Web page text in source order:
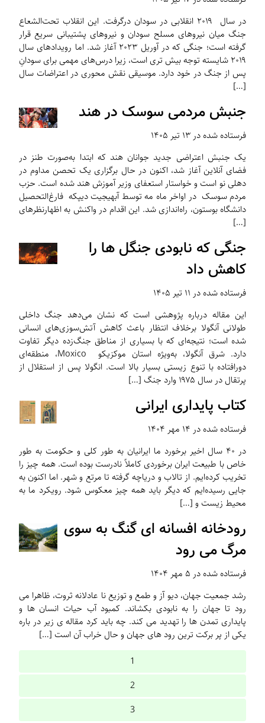
در سال ۲۰۱۹ انقلابی در سودان درگرفت. این انقلاب تحت‌الشعاع
جنگ میان نیروهای مسلح سودان و نیروهای پشتیبانی سریع قرار
گرفته است؛ جنگی که در آوریل ۲۰۲۳ آغاز شد. اما رویدادهای سال
۲۰۱۹ شایسته توجه بیش تری است، زیرا درس‌های مهمی برای سودانِ
پس از جنگ در خود دارد. موسیقی نقش محوری در اعتراضات سال
[…]
جنبش مردمی سوسک در هند
فرستاده شده در ۱۳ تیر ۱۴۰۵
یک جنبش اعتراضی جدید جوانان هند که ابتدا به‌صورت طنز در
فضای آنلاین آغاز شد، اکنون در حال برگزاری یک تحصن مداوم در
دهلی نو است و خواستار استعفای وزیر آموزش هند شده است. حزب
مردم سوسک در اواخر ماه مه توسط آبهیجیت دیپکه فارغ‌التحصیل
دانشگاه بوستون، راه‌اندازی شد. این اقدام در واکنش به اظهارنظرهای
[…]
جنگی که نابودی جنگل ها را
کاهش داد
فرستاده شده در ۱۱ تیر ۱۴۰۵
این مقاله درباره پژوهشی است که نشان می‌دهد جنگ داخلی
طولانی آنگولا برخلاف انتظار باعث کاهش آتش‌سوزی‌های انسانی
شده است؛ نتیجه‌ای که با بسیاری از مناطق جنگ‌زده دیگر تفاوت
دارد. شرق آنگولا، به‌ویژه استان‌ موکزیکو Moxico، منطقه‌ای
دورافتاده با تنوع زیستی بسیار بالا است. انگولا پس از استقلال از
پرتقال در سال ۱۹۷۵ وارد جنگ […]
کتاب پایداری ایرانی
فرستاده شده در ۱۴ مهر ۱۴۰۴
در ۴۰ سال اخیر برخورد ما ایرانیان به طور کلی و حکومت به طور
خاص با طبیعت ایران برخوردی کاملاً نادرست بوده است. همه چیز را
تخریب کرده‌ایم. از تالاب و دریاچه گرفته تا مرتع و شهر. اما اکنون به
جایی رسیده‌ایم که دیگر باید همه چیز معکوس شود. رویکرد ما به
محیط زیست و […]
رودخانه افسانه ای گنگ به سوی
مرگ می رود
فرستاده شده در ۵ مهر ۱۴۰۴
رشد جمعیت جهان، دیو آز و طمع و توزیع نا عادلانه ثروت، ظاهرا می
رود تا جهان را به نابودی بکشاند. کمبود آب حیات انسان ها و
پایداری تمدن ها را تهدید می کند. چه باید کرد مقاله ی زیر در باره
یکی از پر برکت ترین رود های جهان و حال خراب آن است […]
1
2
3